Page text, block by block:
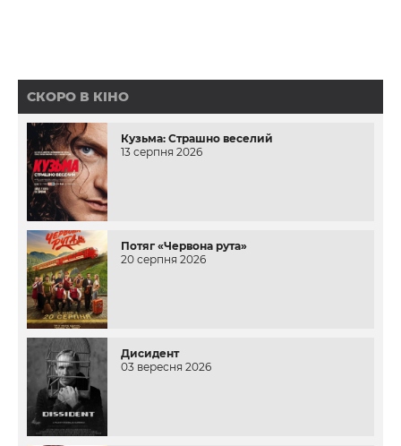
СКОРО В КІНО
Кузьма: Страшно веселий
13 серпня 2026
Потяг «Червона рута»
20 серпня 2026
Дисидент
03 вересня 2026